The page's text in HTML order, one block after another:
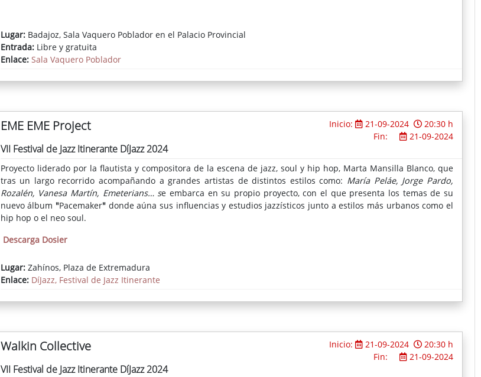
Lugar:Badajoz, Sala Vaquero Poblador en el Palacio Provincial
Entrada:Libre y gratuita
Enlace: Sala Vaquero Poblador
EME EME Project Inicio: 21-09-2024
20:30 h
Fin:
21-09-2024
VII Festival de Jazz Itinerante DíJazz 2024
Proyecto liderado por la flautista y compositora de la escena de jazz, soul y hip hop, Marta Mansilla Blanco, que
tras un largo recorrido acompañando a grandes artistas de distintos estilos como: María Peláe, Jorge Pardo,
Rozalén, Vanesa Martín, Emeterians… se embarca en su propio proyecto, con el que presenta los temas de su
nuevo álbum "Pacemaker" donde aúna sus influencias y estudios jazzísticos junto a estilos más urbanos como el
hip hop o el neo soul.
Descarga Dosier
Lugar:Zahínos, Plaza de Extremadura
Enlace: DíJazz, Festival de Jazz Itinerante
Walkin Collective Inicio: 21-09-2024
20:30 h
Fin:
21-09-2024
VII Festival de Jazz Itinerante DíJazz 2024